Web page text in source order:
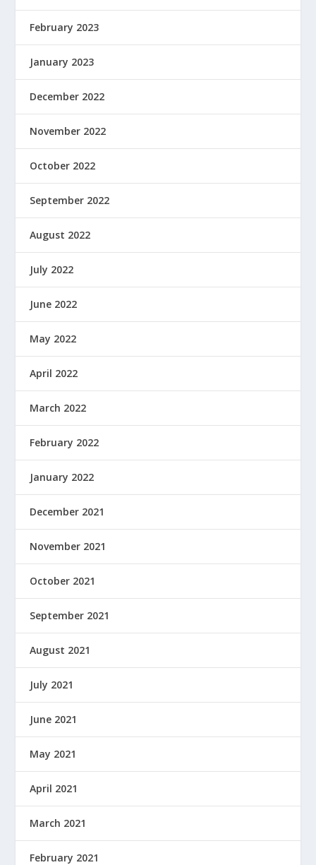
February 2023
January 2023
December 2022
November 2022
October 2022
September 2022
August 2022
July 2022
June 2022
May 2022
April 2022
March 2022
February 2022
January 2022
December 2021
November 2021
October 2021
September 2021
August 2021
July 2021
June 2021
May 2021
April 2021
March 2021
February 2021